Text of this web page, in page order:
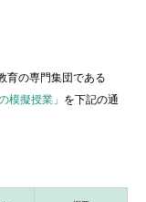
育の専門集団である
模擬授業」 を下記の通